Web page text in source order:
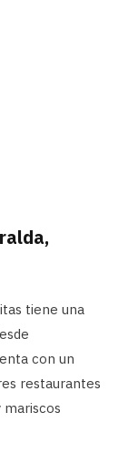
tiene una
con un
restaurantes
mariscos